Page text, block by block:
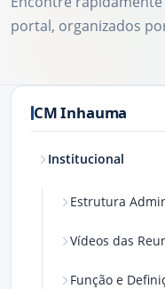
portal, organizados
CM Inhauma
Institucional
Estrutura
Vídeos das
Função e